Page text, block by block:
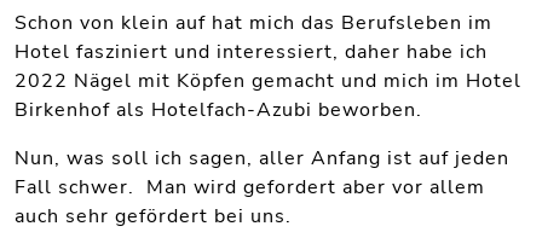
Schon von klein auf hat mich das Berufsleben im
Hotel fasziniert und interessiert, daher habe ich
2022 Nägel mit Köpfen gemacht und mich im Hotel
Birkenhof als Hotelfach-Azubi beworben.
Nun, was soll ich sagen, aller Anfang ist auf jeden
Fall schwer. Man wird gefordert aber vor allem
auch sehr gefördert bei uns.